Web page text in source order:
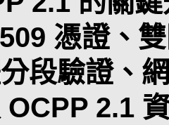
憑證、
段驗證、
OCPP 2.1